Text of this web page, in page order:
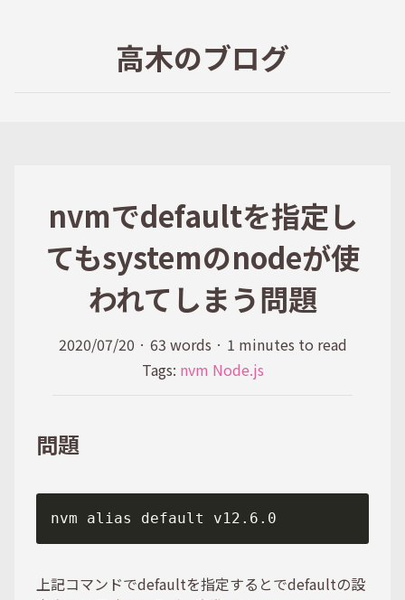
高木のブログ
nvmでdefaultを指定し
てもsystemのnodeが使
われてしまう問題
2020/07/20 · 63 words · 1 minutes to read
Tags: nvm Node.js
問題
上記コマンドでdefaultを指定するとでdefaultの設